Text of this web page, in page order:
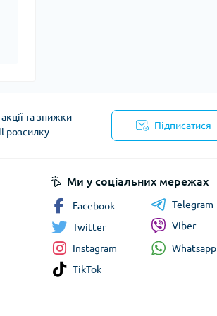
та знижки
розсилку
Підписатися
Ми у соціальних мережах
Facebook
Twitter
Instagram
TikTok
Telegram
Viber
Whatsapp